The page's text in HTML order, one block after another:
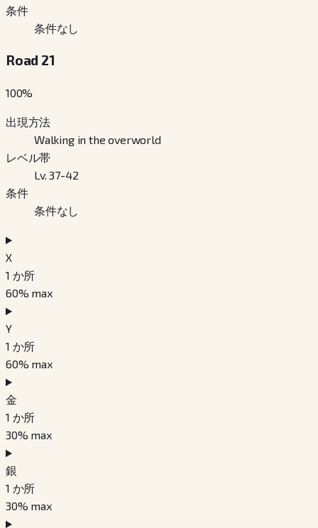
条件
条件なし
Road 21
100%
出現方法
Walking in the overworld
レベル帯
Lv. 37-42
条件
条件なし
X
1 か所
60% max
Y
1 か所
60% max
金
1 か所
30% max
銀
1 か所
30% max